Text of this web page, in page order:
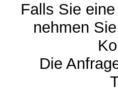
Falls Sie
nehmen
Die